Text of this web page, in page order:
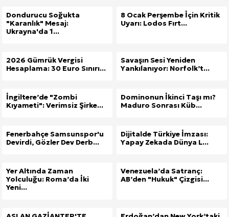
Dondurucu Soğukta
"Karanlık" Mesaj:
Ukrayna'da 1...
8 Ocak Perşembe İçin Kritik
Uyarı: Lodos Fırt...
2026 Gümrük Vergisi
Hesaplama: 30 Euro Sınırı...
Savaşın Sesi Yeniden
Yankılanıyor: Norfolk’t...
İngiltere’de "Zombi
Kıyameti": Verimsiz Şirke...
Dominonun İkinci Taşı mı?
Maduro Sonrası Küb...
Fenerbahçe Samsunspor'u
Devirdi, Gözler Dev Derb...
Dijitalde Türkiye İmzası:
Yapay Zekada Dünya L...
Yer Altında Zaman
Yolculuğu: Roma’da İki
Yeni...
Venezuela’da Satranç:
AB’den "Hukuk" Çizgisi...